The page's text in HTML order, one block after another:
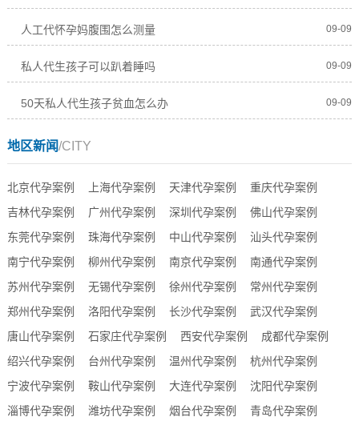
人工代怀孕妈腹围怎么测量 09-09
私人代生孩子可以趴着睡吗 09-09
50天私人代生孩子贫血怎么办 09-09
地区新闻/CITY
北京代孕案例 上海代孕案例 天津代孕案例
重庆代孕案例
吉林代孕案例
广州代孕案例 深圳代孕案例
佛山代孕案例
东莞代孕案例
珠海代孕案例 中山代孕案例
汕头代孕案例
南宁代孕案例
柳州代孕案例 南京代孕案例
南通代孕案例
苏州代孕案例
无锡代孕案例 徐州代孕案例
常州代孕案例
郑州代孕案例
洛阳代孕案例 长沙代孕案例
武汉代孕案例
唐山代孕案例
石家庄代孕案例 西安代孕案例
成都代孕案例
绍兴代孕案例
台州代孕案例 温州代孕案例
杭州代孕案例
宁波代孕案例
鞍山代孕案例 大连代孕案例
沈阳代孕案例
淄博代孕案例
潍坊代孕案例 烟台代孕案例 青岛代孕案例